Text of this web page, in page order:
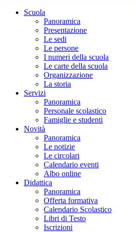
Scuola
Panoramica
Presentazione
Le sedi
Le persone
I numeri della scuola
Le carte della scuola
Organizzazione
La storia
Servizi
Panoramica
Personale scolastico
Famiglie e studenti
Novità
Panoramica
Le notizie
Le circolari
Calendario eventi
Albo online
Didattica
Panoramica
Offerta formativa
Calendario Scolastico
Libri di Testo
Iscrizioni